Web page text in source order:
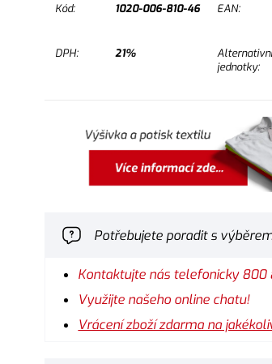
Kód: 1020-006-810-46 EAN:
DPH:
21%
jednotky:
Potřebujete poradit s
Kontaktujte nás telefonicky 800
Využijte našeho online chatu!
Vrácení zboží zdarma na